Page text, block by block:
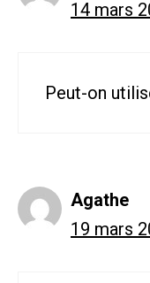
14 mars
Peut-on
Agathe
19 mars